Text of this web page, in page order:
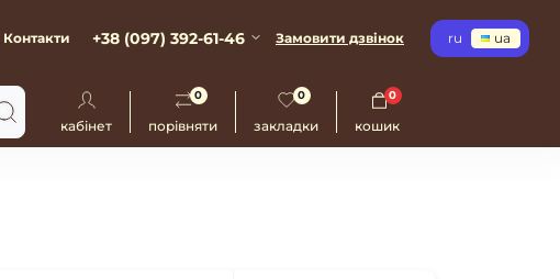
Контакти +38 (097) 392-61-46 Замовити дзвінок ru ua
кабінет порівняти
0
закладки
0
кошик
0